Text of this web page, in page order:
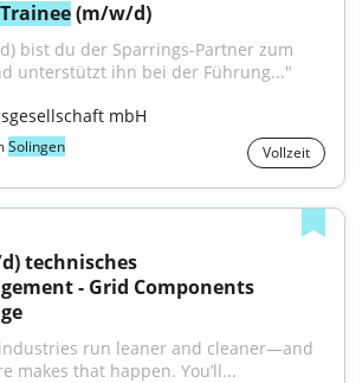
Trainee (m/w/d)
bist du der Sparrings-Partner zum
unterstützt ihn bei der Führung..."
mbH
Solingen Vollzeit
technisches
- Grid Components
run leaner and cleaner—and
makes that happen. You’ll...